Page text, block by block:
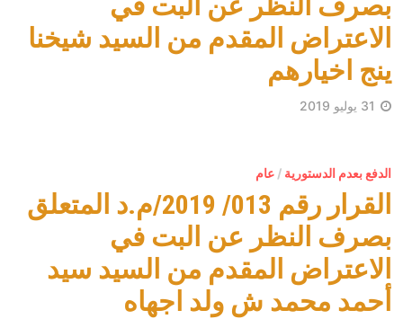
الاعتراض المقدم من السيد شيخنا
ينج اخيارهم
31 يوليو 2019
الدفع بعدم الدستورية /عام
القرار رقم 013/ 2019/م.د المتعلق
بصرف النظر عن البت في
الاعتراض المقدم من السيد سيد
أحمد محمد ش ولد اجهاه